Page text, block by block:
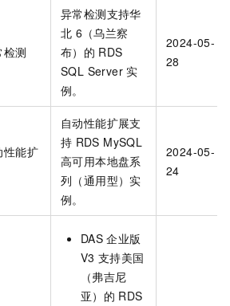
检测
异常检测支持华
北 6（乌兰察
布）的 RDS
SQL Server 实
例。
2024-05-
28
性能扩
自动性能扩展支
持 RDS MySQL
高可用本地盘系
列（通用型）实
例。
2024-05-
24
DAS 企业版
V3 支持美国
（弗吉尼
亚）的 RDS